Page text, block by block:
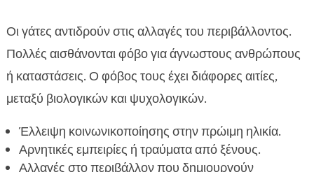
Οι γάτες αντιδρούν στις αλλαγές του περιβάλλοντος.
Πολλές αισθάνονται φόβο για άγνωστους ανθρώπους
ή καταστάσεις. Ο φόβος τους έχει διάφορες αιτίες,
μεταξύ βιολογικών και ψυχολογικών.
Έλλειψη κοινωνικοποίησης στην πρώιμη ηλικία.
Αρνητικές εμπειρίες ή τραύματα από ξένους.
Αλλαγές στο περιβάλλον που δημιουργούν